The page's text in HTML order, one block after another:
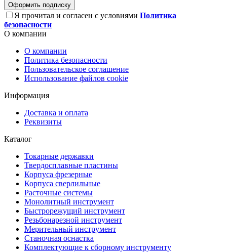
Оформить подписку
Я прочитал и согласен с условиями Политика
безопасности
О компании
О компании
Политика безопасности
Пользовательское соглашение
Использование файлов cookie
Информация
Доставка и оплата
Реквизиты
Каталог
Токарные державки
Твердосплавные пластины
Корпуса фрезерные
Корпуса сверлильные
Расточные системы
Монолитный инструмент
Быстрорежущий инструмент
Резьбонарезной инструмент
Мерительный инструмент
Станочная оснастка
Комплектующие к сборному инструменту